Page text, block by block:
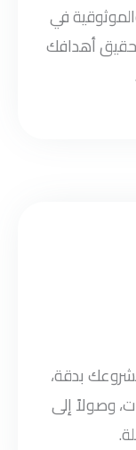
في
أهدافك
بدقة،
وصولاً إلى